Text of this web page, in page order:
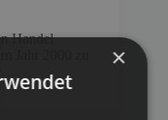
Handel
×